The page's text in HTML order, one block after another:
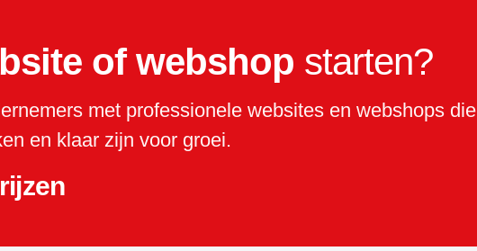
of webshop starten?
met professionele websites en webshops die
en klaar zijn voor groei.